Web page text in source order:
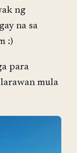
ng
na sa
:)
para
mula